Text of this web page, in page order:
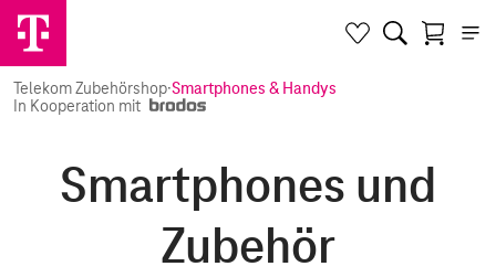
Telekom Zubehörshop·Smartphones & Handys
In Kooperation mit
Smartphones und
Zubehör